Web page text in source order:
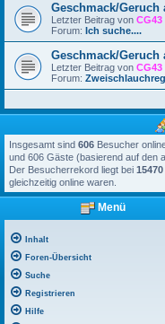
Geschmack/Geruch
Letzter Beitrag von CG43
Forum: Ich suche....
Geschmack/Geruch
Letzter Beitrag von CG43
Forum:
Insgesamt sind 606 Besucher
und 606 Gäste (basierend auf den
Der Besucherrekord liegt bei 15470
gleichzeitig online waren.
Menü
Inhalt
Foren-Übersicht
Suche
Registrieren
Hilfe